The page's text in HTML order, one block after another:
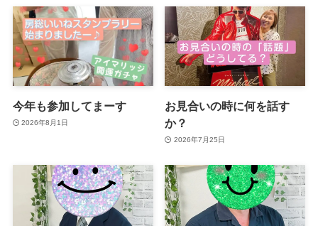
今年も参加してまーす
2026年8月1日
お見合いの時に何を話す
か？
2026年7月25日